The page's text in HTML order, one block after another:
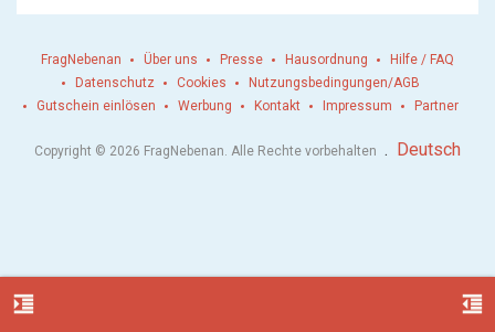
format_indent_increase format_indent_decrease
FragNebenan Über uns Presse Hausordnung
Hilfe / FAQ
Datenschutz
Cookies
Nutzungsbedingungen/AGB
Gutschein einlösen
Werbung Kontakt Impressum Partner
Copyright © 2026 FragNebenan. Alle Rechte vorbehalten . Deutsch